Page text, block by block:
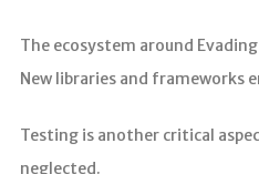
The ecosystem around
New libraries and frameworks
Testing is another critical
neglected.